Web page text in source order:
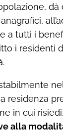
dà
a tutti i
i residenti
residenza
in cui risiedi.
alla